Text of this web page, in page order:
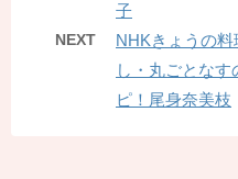
子
NEXT
NHKきょうの
し・丸ごとな
ピ！尾身奈美枝